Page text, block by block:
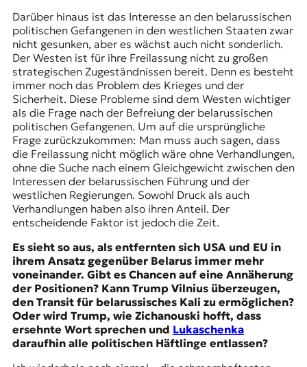
Darüber hinaus ist das Interesse an den belarussischen
politischen Gefangenen in den westlichen Staaten zwar
nicht gesunken, aber es wächst auch nicht sonderlich.
Der Westen ist für ihre Freilassung nicht zu großen
strategischen Zugeständnissen bereit. Denn es besteht
immer noch das Problem des Krieges und der
Sicherheit. Diese Probleme sind dem Westen wichtiger
als die Frage nach der Befreiung der belarussischen
politischen Gefangenen. Um auf die ursprüngliche
Frage zurückzukommen: Man muss auch sagen, dass
die Freilassung nicht möglich wäre ohne Verhandlungen,
ohne die Suche nach einem Gleichgewicht zwischen den
Interessen der belarussischen Führung und der
westlichen Regierungen. Sowohl Druck als auch
Verhandlungen haben also ihren Anteil. Der
entscheidende Faktor ist jedoch die Zeit.
Es sieht so aus, als entfernten sich USA und EU in
ihrem Ansatz gegenüber Belarus immer mehr
voneinander. Gibt es Chancen auf eine Annäherung
der Positionen? Kann Trump Vilnius überzeugen,
den Transit für belarussisches Kali zu ermöglichen?
Oder wird Trump, wie Zichanouski hofft, dass
ersehnte Wort sprechen und Lukaschenka
daraufhin alle politischen Häftlinge entlassen?